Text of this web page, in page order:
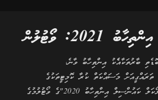
ވޯޓުލުން
ގާނޫނީ ބޮޑެތި ބާރުތަކާއެެކު އިންތިހާބު ވާނެ،
މަސައްކަތް ކުރާ ކޮމިޓީތަކުގެ
މެމްބަރުންގެ އިންތިހާބު ކުރާ "ލޯކަލް ކައުންސިލް އިންތިހާބު 2020"ގެ ވޯޓުލުމުގެ